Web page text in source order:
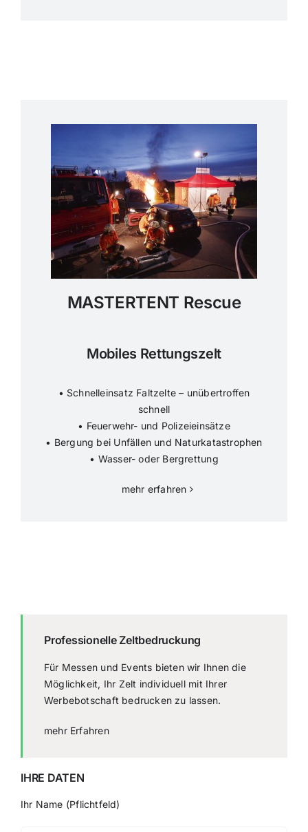
MASTERTENT Rescue
Mobiles Rettungszelt
• Schnelleinsatz Faltzelte – unübertroffen
schnell
• Feuerwehr- und Polizeieinsätze
• Bergung bei Unfällen und Naturkatastrophen
• Wasser- oder Bergrettung
mehr erfahren
Professionelle Zeltbedruckung
Für Messen und Events bieten wir Ihnen die
Möglichkeit, Ihr Zelt individuell mit Ihrer
Werbebotschaft bedrucken zu lassen.
mehr Erfahren
IHRE DATEN
Ihr Name (Pflichtfeld)